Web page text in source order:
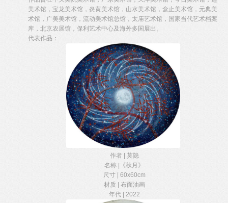
美术馆，宝龙美术馆，炎黄美术馆，山水美术馆，盒止美术馆，元典美
术馆，广美美术馆，流动美术馆总馆，太庙艺术馆，国家当代艺术档案
库，北京农展馆，保利艺术中心及海外多国展出。
代表作品：
作者 | 莫隐
名称 |《秋月》
尺寸 | 60x60cm
材质 | 布面油画
年代 | 2022